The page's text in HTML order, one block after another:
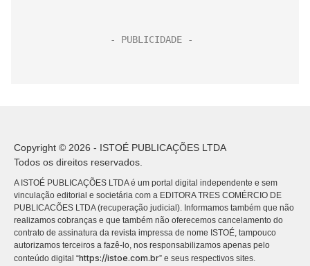
Copyright © 2026 - ISTOÉ PUBLICAÇÕES LTDA
Todos os direitos reservados.
A ISTOÉ PUBLICAÇÕES LTDA é um portal digital independente e sem
vinculação editorial e societária com a EDITORA TRES COMÉRCIO DE
PUBLICACÕES LTDA (recuperação judicial). Informamos também que não
realizamos cobranças e que também não oferecemos cancelamento do
contrato de assinatura da revista impressa de nome ISTOÉ, tampouco
autorizamos terceiros a fazê-lo, nos responsabilizamos apenas pelo
conteúdo digital “https://istoe.com.br” e seus respectivos sites.